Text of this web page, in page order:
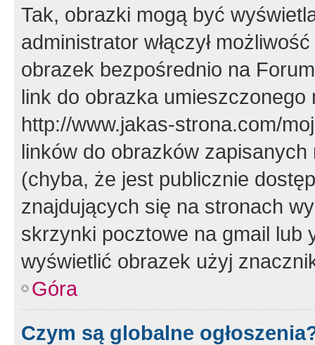
Tak, obrazki mogą być
administrator włączył
obrazek bezpośrednio na
link do obrazka
http://www.jakas-strona.com/
linków do obrazków
(chyba, że jest publicznie
znajdujących się na stronach
skrzynki pocztowe na gmail lub
wyświetlić obrazek użyj
Góra
Czym są globalne